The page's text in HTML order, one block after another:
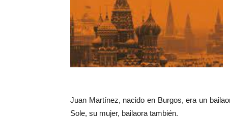
Juan Martínez, nacido en Burgos, era un
Sole, su mujer, bailaora también.